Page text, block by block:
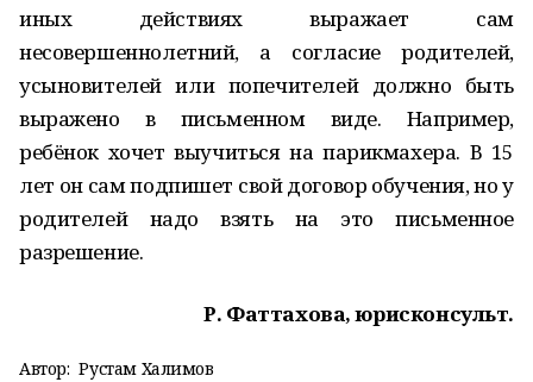
иных действиях выражает сам
несовершеннолетний, а согласие родителей,
усыновителей или попечителей должно быть
выражено в письменном виде. Например,
ребёнок хочет выучиться на парикмахера. В 15
лет он сам подпишет свой договор обучения, но у
родителей надо взять на это письменное
разрешение.
Р. Фаттахова, юрисконсульт.
Автор: Рустам Халимов